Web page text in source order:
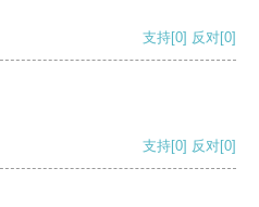
支持[0] 反对[0]
支持[0] 反对[0]